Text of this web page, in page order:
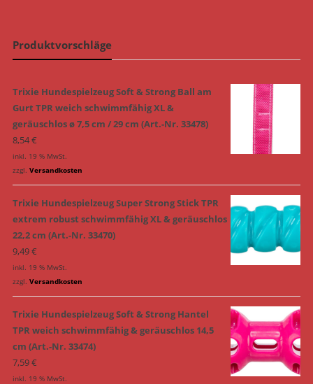
Produktvorschläge
Trixie Hundespielzeug Soft & Strong Ball am
Gurt TPR weich schwimmfähig XL &
geräuschlos ø 7,5 cm / 29 cm (Art.-Nr. 33478)
8,54€
inkl. 19 % MwSt.
zzgl. Versandkosten
Trixie Hundespielzeug Super Strong Stick TPR
extrem robust schwimmfähig XL & geräuschlos
22,2 cm (Art.-Nr. 33470)
9,49€
inkl. 19 % MwSt.
zzgl. Versandkosten
Trixie Hundespielzeug Soft & Strong Hantel
TPR weich schwimmfähig & geräuschlos 14,5
cm (Art.-Nr. 33474)
7,59€
inkl. 19 % MwSt.